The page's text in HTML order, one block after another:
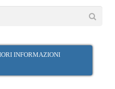
INFORMAZIONI